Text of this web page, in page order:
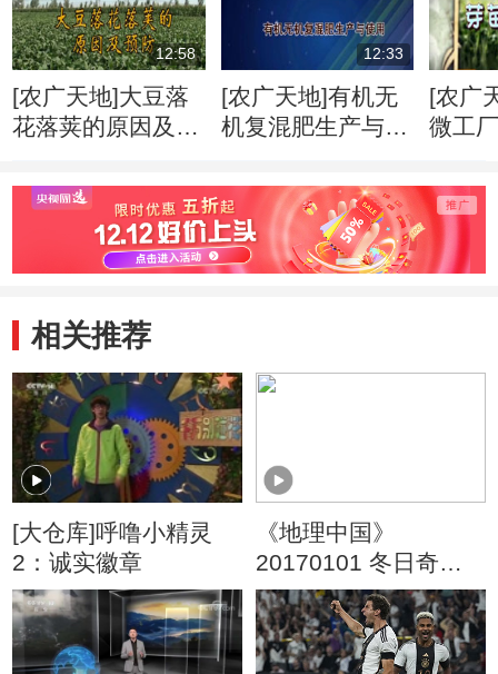
12:58
[农广天地]大豆落
花落荚的原因及预
12:33
[农广天地]有机无
机复混肥生产与使
[农广
微工
相关推荐
[大仓库]呼噜小精灵
2：诚实徽章
《地理中国》
20170101 冬日奇景·
石楼探奇（上）